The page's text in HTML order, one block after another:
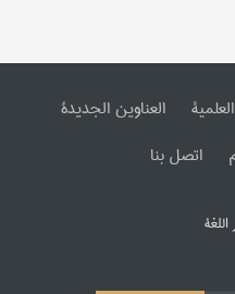
العناوین الجدیدة
اتصل بنا
اللغة